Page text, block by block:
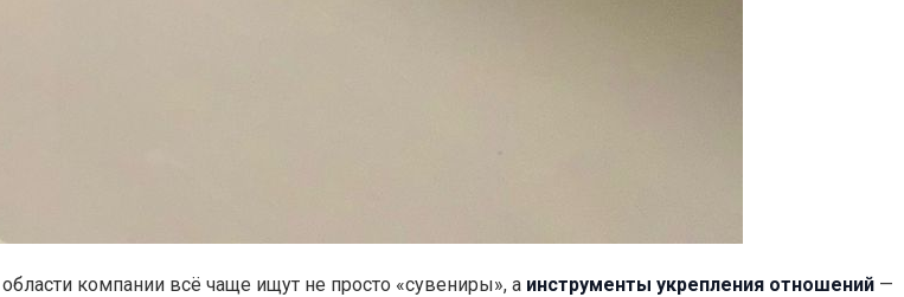
компании всё чаще ищут не просто «сувениры», а инструменты укрепления отношений —